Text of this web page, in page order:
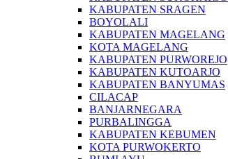
KABUPATEN SRAGEN
BOYOLALI
KABUPATEN MAGELANG
KOTA MAGELANG
KABUPATEN PURWOREJO
KABUPATEN KUTOARJO
KABUPATEN BANYUMAS
CILACAP
BANJARNEGARA
PURBALINGGA
KABUPATEN KEBUMEN
KOTA PURWOKERTO